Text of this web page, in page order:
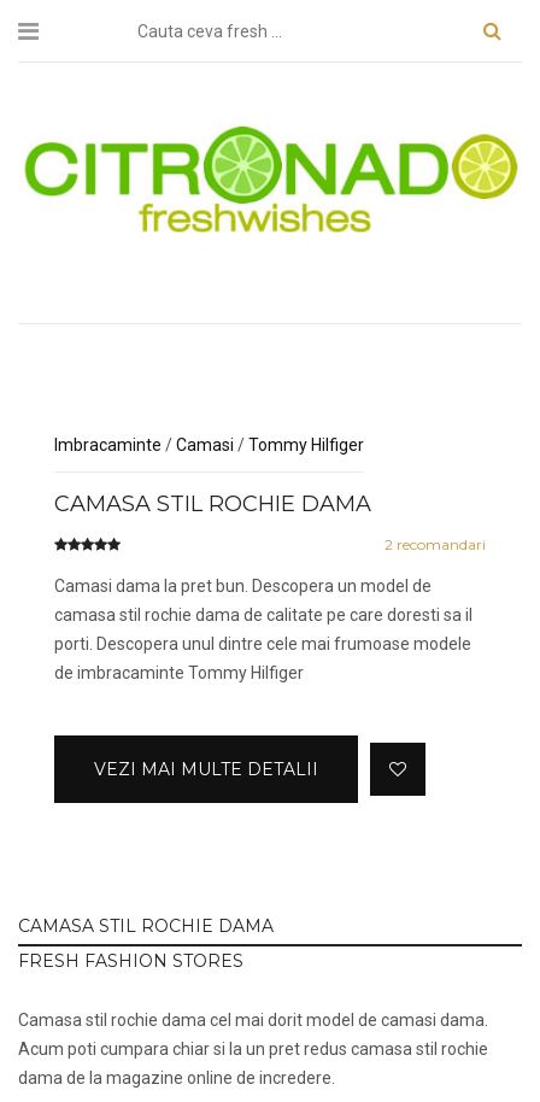
Imbracaminte /Camasi /Tommy Hilfiger
CAMASA STIL ROCHIE DAMA
2 recomandari
Camasi dama la pret bun. Descopera un model de
camasa stil rochie dama de calitate pe care doresti sa il
porti. Descopera unul dintre cele mai frumoase modele
de imbracaminte Tommy Hilfiger
VEZI MAI MULTE DETALII
CAMASA STIL ROCHIE DAMA
FRESH FASHION STORES
Camasa stil rochie dama cel mai dorit model de camasi dama.
Acum poti cumpara chiar si la un pret redus camasa stil rochie
dama de la magazine online de incredere.